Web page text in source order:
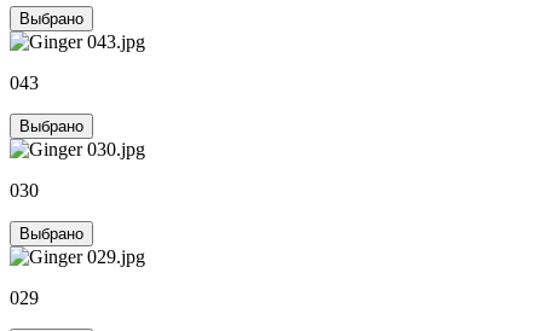
Выбрано
043
Выбрано
030
Выбрано
029